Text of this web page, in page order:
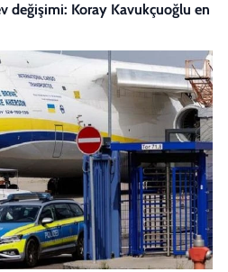
değişimi: Koray Kavukçuoğlu en